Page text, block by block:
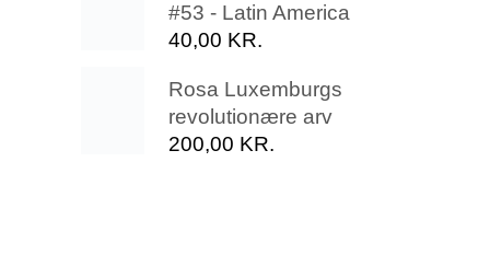
#53 - Latin America
40,00 KR.
Rosa Luxemburgs
revolutionære arv
200,00 KR.